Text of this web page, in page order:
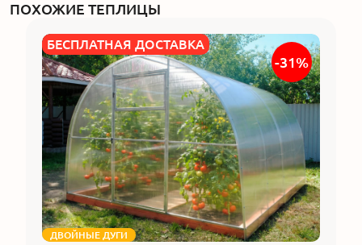
ПОХОЖИЕ ТЕПЛИЦЫ
БЕСПЛАТНАЯ ДОСТАВКА
ДВОЙНЫЕ ДУГИ
-31%